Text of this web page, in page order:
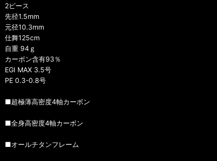
2ピース
先径1.5mm
元径10.3mm
仕舞125cm
自重 94ｇ
カーボン含有93％
EGI MAX 3.5号
PE 0.3-0.8号
■超極薄高密度4軸カーボン
■全身高密度4軸カーボン
■オールチタンフレーム